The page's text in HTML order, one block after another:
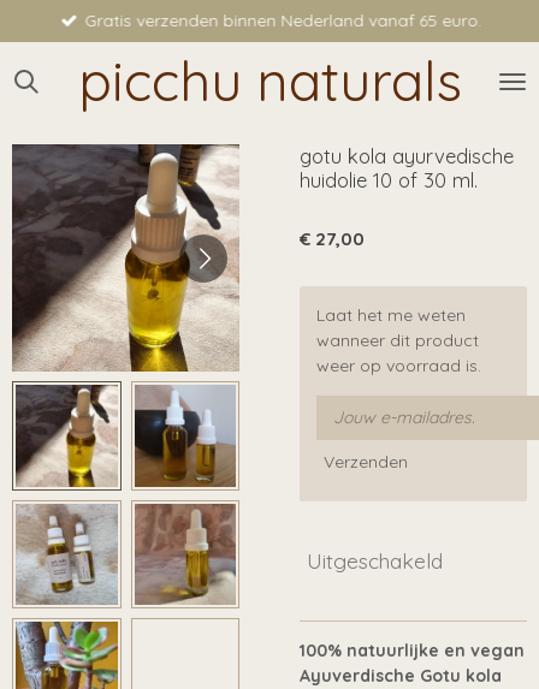
direct
naar
picchu naturals
Gratis verzenden binnen Nederland vanaf 65 euro.
gotu kola ayurvedische
huidolie 10 of 30 ml.
€ 27,00
Laat het me weten
wanneer dit product
weer op voorraad is.
Verzenden
Uitgeschakeld
100% natuurlijke en vegan
Ayuverdische Gotu kola